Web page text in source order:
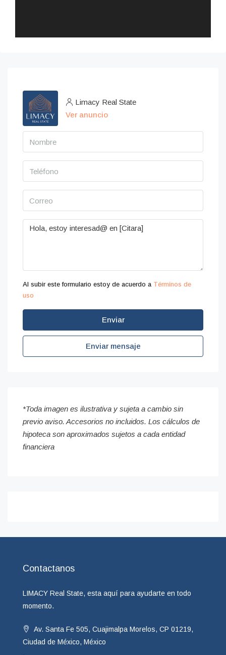
Limacy Real State
Ver anuncio
Al subir este formulario estoy de acuerdo a Términos de
uso
Enviar
Enviar mensaje
*Toda imagen es ilustrativa y sujeta a cambio sin
previo aviso. Accesorios no incluidos. Los cálculos de
hipoteca son aproximados sujetos a cada entidad
financiera
Contactanos
LIMACY Real State, esta aquí para ayudarte en todo
momento.
Av. Santa Fe 505, Cuajimalpa Morelos, CP 01219,
Ciudad de México, México